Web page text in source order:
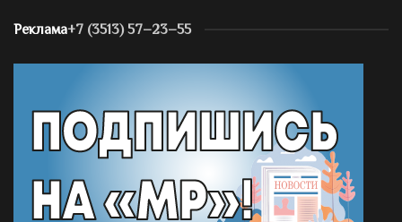
Реклама+7 (3513) 57–23–55